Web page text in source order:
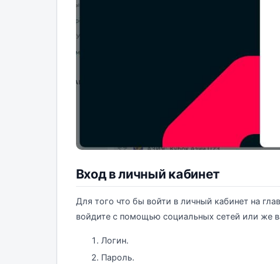
Вход в личный кабинет
Для того что бы войти в личный кабинет на
войдите с помощью социальных сетей или же
Логин.
Пароль.